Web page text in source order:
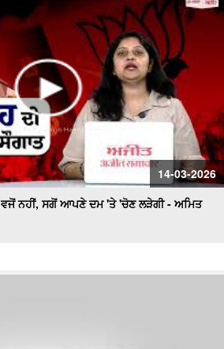
14-03-2026
ਵਜੋਂ ਨਹੀਂ, ਸਗੋਂ ਆਪਣੇ ਦਮ 'ਤੇ 'ਚੋਣ ਲੜੇਗੀ - ਅਮਿਤ